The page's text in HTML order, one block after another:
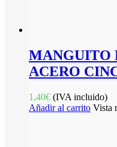
MANGUITO
ACERO
1,40€ (IVA incluido)
Añadir al carrito Vista